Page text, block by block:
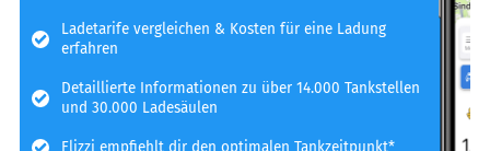
Ladetarife vergleichen & Kosten für eine Ladung
erfahren
Detaillierte Informationen zu über 14.000 Tankstellen
und 30.000 Ladesäulen
Flizzi empfiehlt dir den optimalen Tankzeitpunkt*